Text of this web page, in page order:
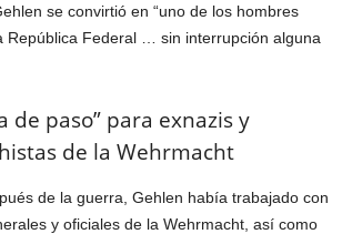
se convirtió en “uno de los hombres
República Federal … sin interrupción alguna
de paso” para exnazis y
de la Wehrmacht
de la guerra, Gehlen había trabajado con
y oficiales de la Wehrmacht, así como